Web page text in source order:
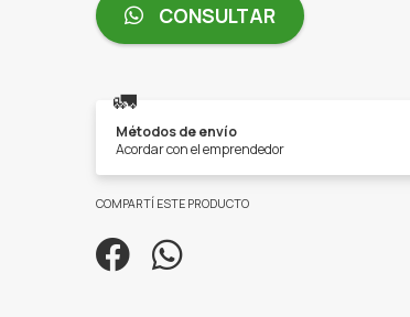
CONSULTAR
🚛
Métodos de envío
Acordar con el emprendedor
COMPARTÍ ESTE PRODUCTO